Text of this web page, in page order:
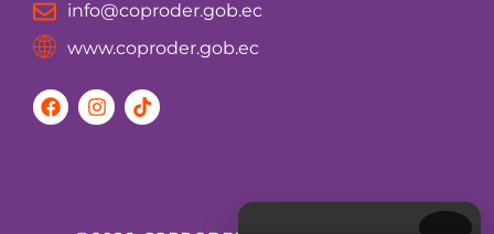
info@coproder.gob.ec
www.coproder.gob.ec
F
a
I
n
T
i